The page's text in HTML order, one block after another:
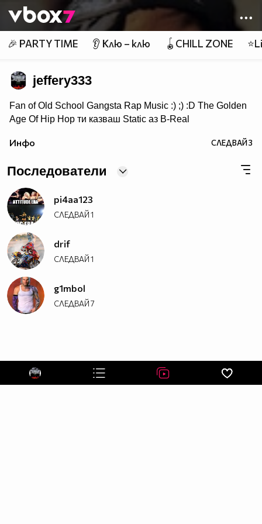
👾
🎉 PARTY TIME 👂 Клю – клю 🪀CHILL ZONE
jeffery333
Fan of Old School Gangsta Rap Music :) ;) :D The Golden
Age Of Hip Hop ти казваш Static аз B-Real
Snoop Doggy Dogg ти казваш Akon аз Eminem ти
Инфо СЛЕДВАЙ3
Последователи
pi4aa123
СЛЕДВАЙ1
drif
СЛЕДВАЙ1
g1mbol
СЛЕДВАЙ7